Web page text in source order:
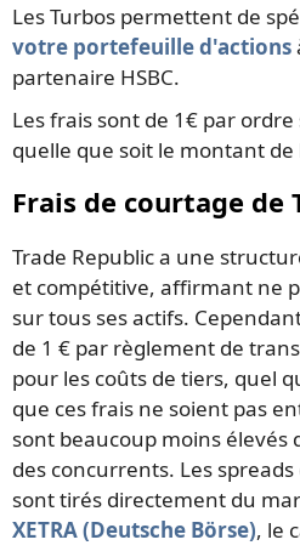
Les Turbos permettent de
votre portefeuille d'actions
partenaire HSBC.
Les frais sont de 1€ par
quelle que soit le montant de
Frais de courtage de
Trade Republic a une
et compétitive, affirmant ne
sur tous ses actifs.
de 1 € par règlement de
pour les coûts de tiers, quel
que ces frais ne soient pas
sont beaucoup moins élevés
des concurrents. Les
sont tirés directement du
XETRA (Deutsche Börse), le